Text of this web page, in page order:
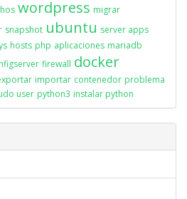
wordpress migrar
snapshot ubuntu server apps
hosts php aplicaciones mariadb
firewall docker
importar contenedor problema
user python3 instalar python